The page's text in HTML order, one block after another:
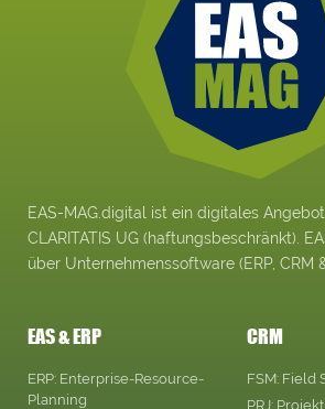
EAS-MAG.digital ist ein digitales
CLARITATIS UG (haftungsbeschränkt).
über Unternehmenssoftware (ERP, CRM
EAS & ERP
ERP: Enterprise-Resource-
Planning
CRM
FSM: Field
PRJ: